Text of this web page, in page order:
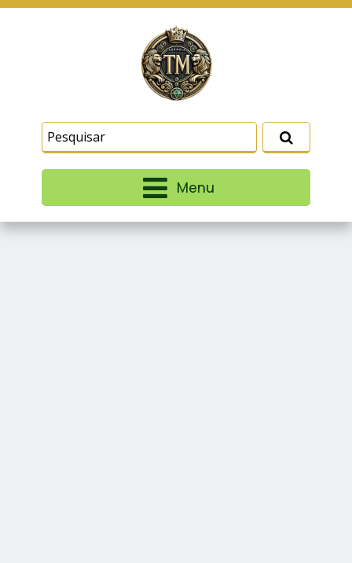
Menu
similares para lembrar e entender como você usa
nosso site, analisar seu uso de nossos produtos
e serviços, ajudar com nossos esforços de
marketing e fornecer conteúdo de terceiros. Leia
Termos e CondiçõesePolítica de